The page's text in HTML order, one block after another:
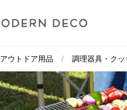
アウトドア用品 調理器具・クッ